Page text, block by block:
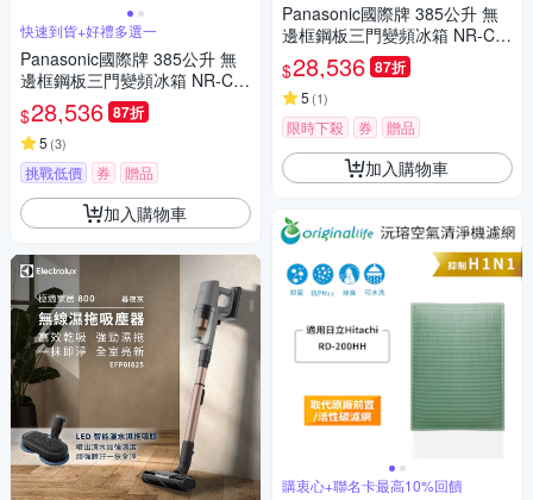
快速到貨+好禮多選一
Panasonic國際牌 385公升 無
邊框鋼板三門變頻冰箱 NR-C3
84HV-W1 晶鑽白
$28,536 87折
5 (3)
挑戰低價 券 贈品
加入購物車
Panasonic國際牌 385公升 無
邊框鋼板三門變頻冰箱 NR-C3
84HVL-W1晶鑽白
$28,536 87折
5 (1)
限時下殺 券 贈品
加入購物車
購衷心+聯名卡最高10%回饋